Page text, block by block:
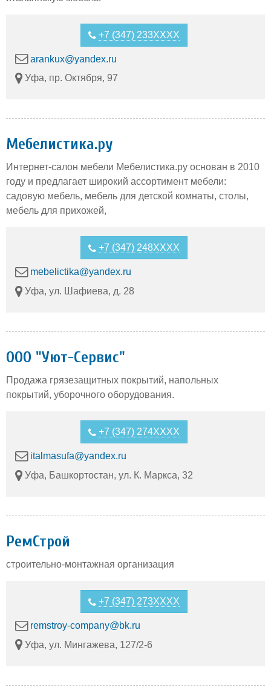
+7 (347) 233XXXX
arankux@yandex.ru
Уфа, пр. Октября, 97
Мебелистика.ру
Интернет-салон мебели Мебелистика.ру основан в 2010
году и предлагает широкий ассортимент мебели:
садовую мебель, мебель для детской комнаты, столы,
мебель для прихожей,
+7 (347) 248XXXX
mebelictika@yandex.ru
Уфа, ул. Шафиева, д. 28
OOO "Уют-Сервис"
Продажа грязезащитных покрытий, напольных
покрытий, уборочного оборудования.
+7 (347) 274XXXX
italmasufa@yandex.ru
Уфа, Башкортостан, ул. К. Маркса, 32
РемСтрой
строительно-монтажная организация
+7 (347) 273XXXX
remstroy-company@bk.ru
Уфа, ул. Мингажева, 127/2-6